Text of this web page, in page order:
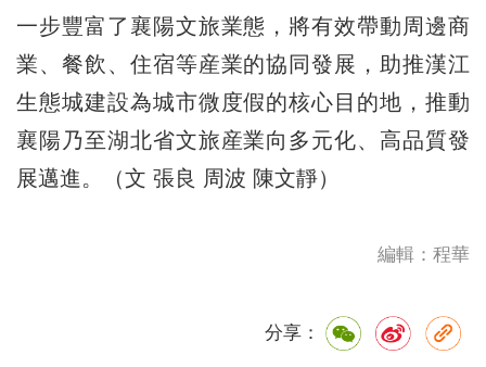
一步豐富了襄陽文旅業態，將有效帶動周邊商
業、餐飲、住宿等産業的協同發展，助推漢江
生態城建設為城市微度假的核心目的地，推動
襄陽乃至湖北省文旅産業向多元化、高品質發
展邁進。（文 張良 周波 陳文靜）
編輯：程華
分享：